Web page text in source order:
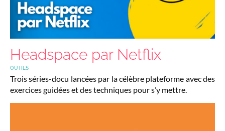
Headspace par Netflix
OUTILS
Trois séries-docu lancées par la célèbre plateforme avec des
exercices guidées et des techniques pour s’y mettre.